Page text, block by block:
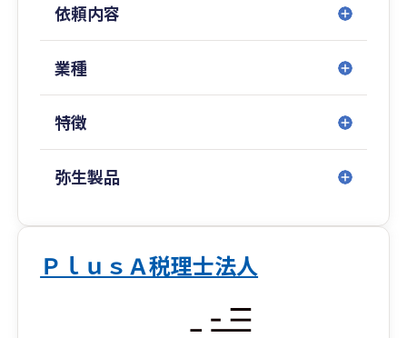
ます。
煩雑な総務・事務仕事をスッキリ整理し、お客様
が事業に専念できる環境をお作りいたします！
依頼内容
業種
特徴
弥生製品
ＰｌｕｓＡ税理士法人